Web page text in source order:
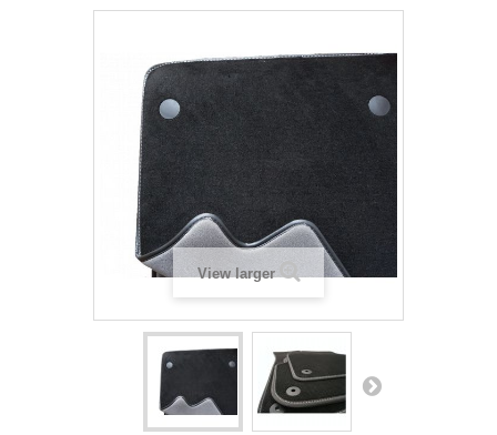
View larger